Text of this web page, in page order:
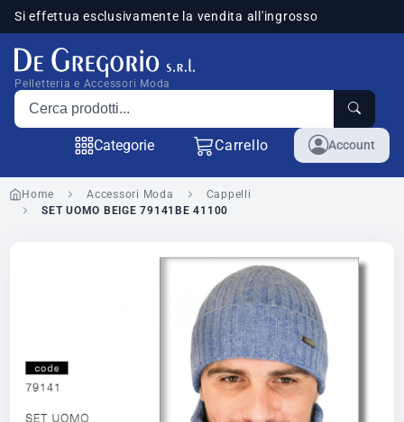
Si effettua esclusivamente la vendita all'ingrosso
Pelletteria e Accessori Moda
Cerca prodotti
Categorie Carrello Account
Home Accessori Moda
Cappelli
SET UOMO BEIGE 79141BE 41100